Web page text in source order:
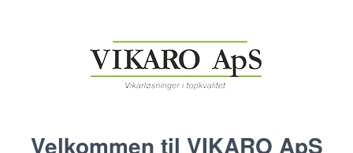
Velkommen til VIKARO ApS